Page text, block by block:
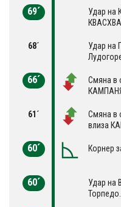
69´
Удар на
68´
Удар на
66´
Смяна в
61´
Смяна в
влиза
60´ Корнер
60´
Удар на